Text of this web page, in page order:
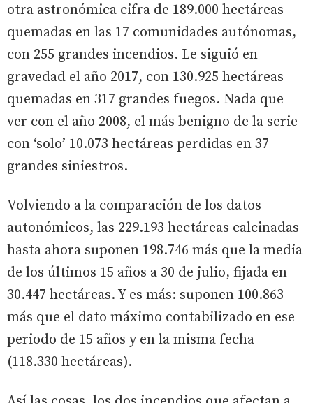
otra astronómica cifra de 189.000 hectáreas
quemadas en las 17 comunidades autónomas,
con 255 grandes incendios. Le siguió en
gravedad el año 2017, con 130.925 hectáreas
quemadas en 317 grandes fuegos. Nada que
ver con el año 2008, el más benigno de la serie
con ‘solo’ 10.073 hectáreas perdidas en 37
grandes siniestros.
Volviendo a la comparación de los datos
autonómicos, las 229.193 hectáreas calcinadas
hasta ahora suponen 198.746 más que la media
de los últimos 15 años a 30 de julio, fijada en
30.447 hectáreas. Y es más: suponen 100.863
más que el dato máximo contabilizado en ese
periodo de 15 años y en la misma fecha
(118.330 hectáreas).